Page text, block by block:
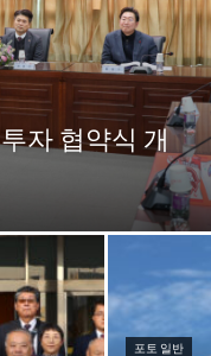
정치 사회 경제 트렌드
전라지역
지방정가
정치 사회 경제 트렌드
전라지역
지방정가
자 협약식 개
포토 일반